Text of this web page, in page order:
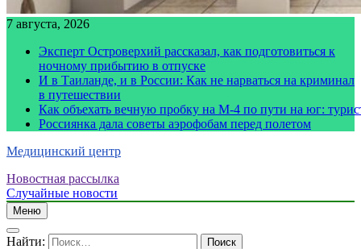
7 августа, 2026
Эксперт Островерхий рассказал, как подготовиться к
ночному прибытию в отпуске
И в Таиланде, и в России: Как не нарваться на криминал
в путешествии
Как объехать вечную пробку на М-4 по пути на юг:
Россиянка дала советы аэрофобам перед полетом
Медицинский центр
Новостная рассылка
Случайные новости
Меню
Найти: